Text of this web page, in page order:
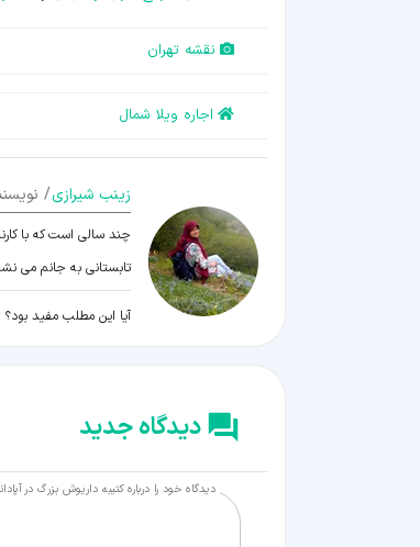
نقشه تهران
اجاره ویلا شمال
زينب شيرازی/
چند سالی است که با
تابستانی به جانم می
آیا این مطلب مفید بود؟
دیدگاه جدید
دیدگاه خود را درباره کتیبه داریوش بزرگ در